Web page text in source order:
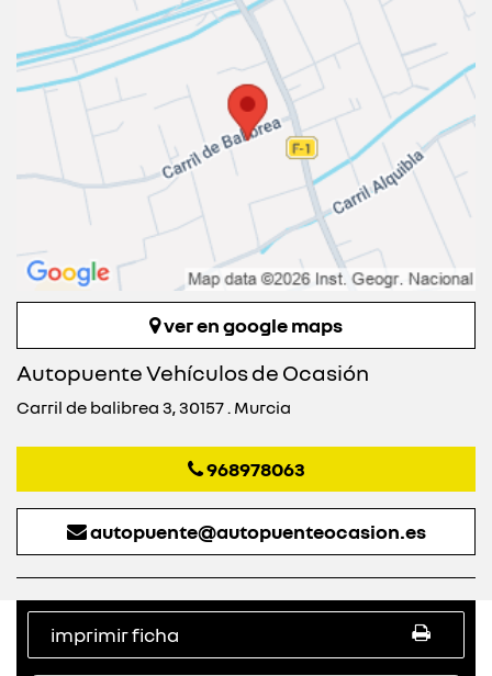
ver en google maps
Autopuente Vehículos de Ocasión
Carril de balibrea 3, 30157 . Murcia
968978063
autopuente@autopuenteocasion.es
imprimir ficha